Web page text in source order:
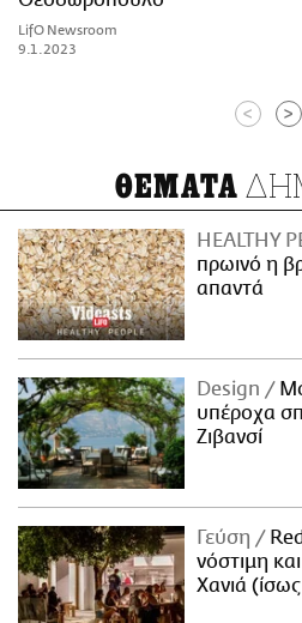
LifO Newsroom
9.1.2023
< >
ΘΕΜΑΤΑ
HEALTHY
πρωινό η
απαντά
Design
υπέροχα
Ζιβανσί
Γεύση
νόστιμη
Χανιά